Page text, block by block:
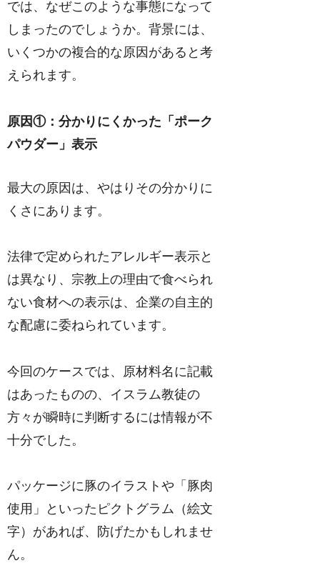
では、なぜこのような事態になって
しまったのでしょうか。背景には、
いくつかの複合的な原因があると考
えられます。
原因①：分かりにくかった「ポーク
パウダー」表示
最大の原因は、やはりその分かりに
くさにあります。
法律で定められたアレルギー表示と
は異なり、宗教上の理由で食べられ
ない食材への表示は、企業の自主的
な配慮に委ねられています。
今回のケースでは、原材料名に記載
はあったものの、イスラム教徒の
方々が瞬時に判断するには情報が不
十分でした。
パッケージに豚のイラストや「豚肉
使用」といったピクトグラム（絵文
字）があれば、防げたかもしれませ
ん。